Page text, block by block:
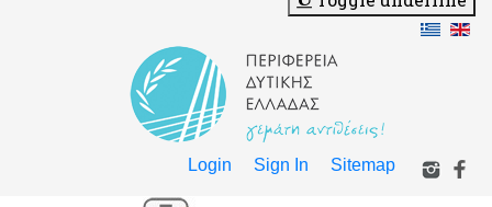
Login Sign In Sitemap